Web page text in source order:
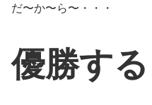
だ〜か〜ら〜・・・
優勝す